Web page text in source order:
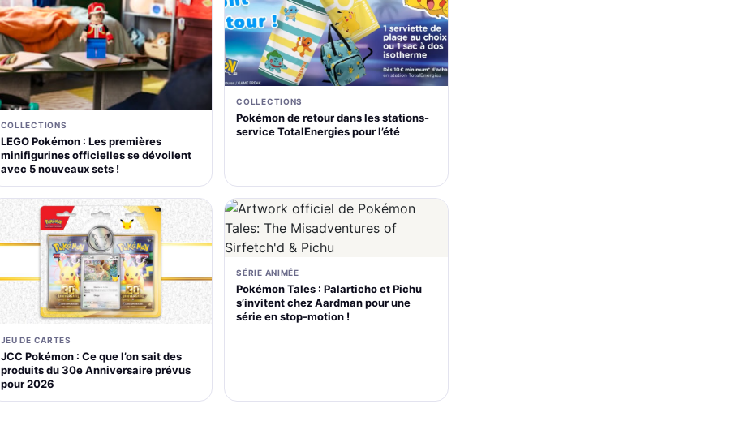
COLLECTIONS
LEGO Pokémon : Les premières
minifigurines officielles se dévoilent
avec 5 nouveaux sets !
COLLECTIONS
Pokémon de retour dans les stations-
service TotalEnergies pour l’été
JEU DE CARTES
JCC Pokémon : Ce que l’on sait des
produits du 30e Anniversaire prévus
pour 2026
SÉRIE ANIMÉE
Pokémon Tales : Palarticho et Pichu
s’invitent chez Aardman pour une
série en stop-motion !